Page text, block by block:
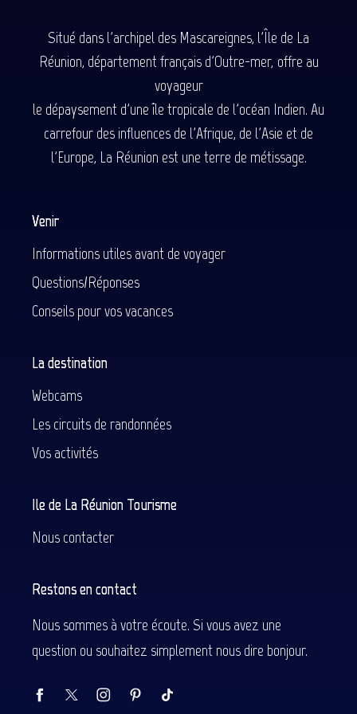
Situé dans l'archipel des Mascareignes, l'Île de La
Réunion, département français d'Outre-mer, offre au
voyageur
le dépaysement d'une île tropicale de l'océan Indien. Au
carrefour des influences de l'Afrique, de l'Asie et de
l'Europe, La Réunion est une terre de métissage.
Venir
Informations utiles avant de voyager
Questions/Réponses
Conseils pour vos vacances
La destination
Webcams
Les circuits de randonnées
Vos activités
Ile de La Réunion Tourisme
Nous contacter
Restons en contact
Nous sommes à votre écoute. Si vous avez une
question ou souhaitez simplement nous dire bonjour.